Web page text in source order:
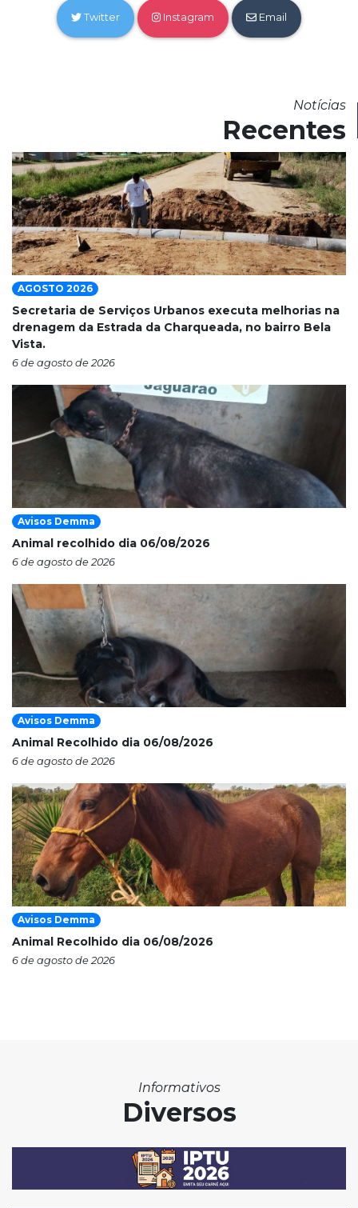
Twitter Instagram Email
Notícias
Recentes
AGOSTO 2026
Secretaria de Serviços Urbanos executa melhorias na
drenagem da Estrada da Charqueada, no bairro Bela
Vista.
6 de agosto de 2026
Avisos Demma
Animal recolhido dia 06/08/2026
6 de agosto de 2026
Avisos Demma
Animal Recolhido dia 06/08/2026
6 de agosto de 2026
Avisos Demma
Animal Recolhido dia 06/08/2026
6 de agosto de 2026
Informativos
Diversos